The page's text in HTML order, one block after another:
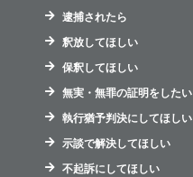
逮捕されたら
釈放してほしい
保釈してほしい
無実・無罪の証明をしたい
執行猶予判決にしてほしい
示談で解決してほしい
不起訴にしてほしい